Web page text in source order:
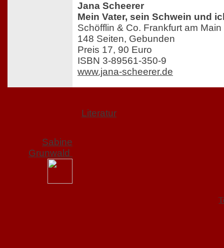
Jana Scheerer
Mein Vater, sein Schwein und
Schöfflin & Co. Frankfurt am
148 Seiten, Gebunden
Preis 17, 90 Euro
ISBN 3-89561-350-9
www.jana-scheerer.de
Literatur
Sabine
Grunwald